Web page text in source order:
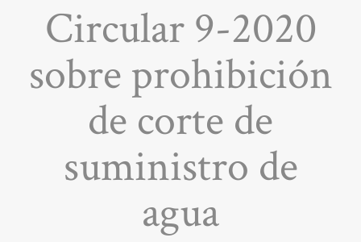
Circular 9-2020
sobre prohibición
de corte de
suministro de
agua